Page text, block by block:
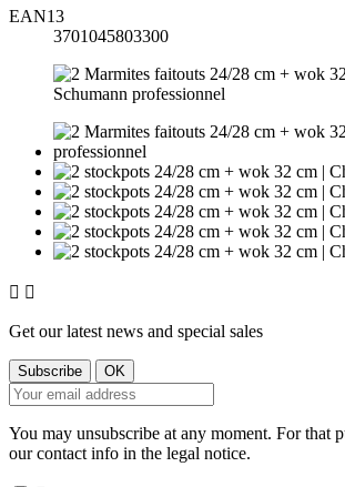
EAN13
3701045803300
 
Get our latest news and special sales
You may unsubscribe at any moment. For that
our contact info in the legal notice.